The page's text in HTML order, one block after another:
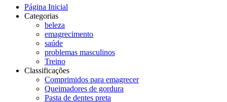
Página Inicial
Categorias
beleza
emagrecimento
saúde
problemas masculinos
Treino
Classificações
Comprimidos para emagrecer
Queimadores de gordura
Pasta de dentes preta